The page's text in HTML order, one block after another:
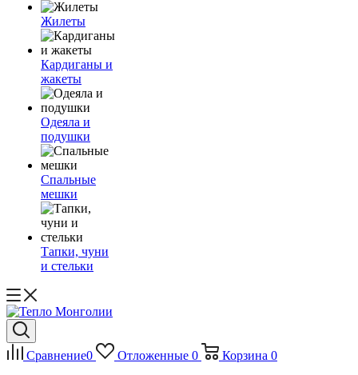
Жилеты
Кардиганы и
жакеты
Одеяла и
подушки
Спальные
мешки
Тапки, чуни
и стельки
Сравнение0 Отложенные 0 Корзина 0